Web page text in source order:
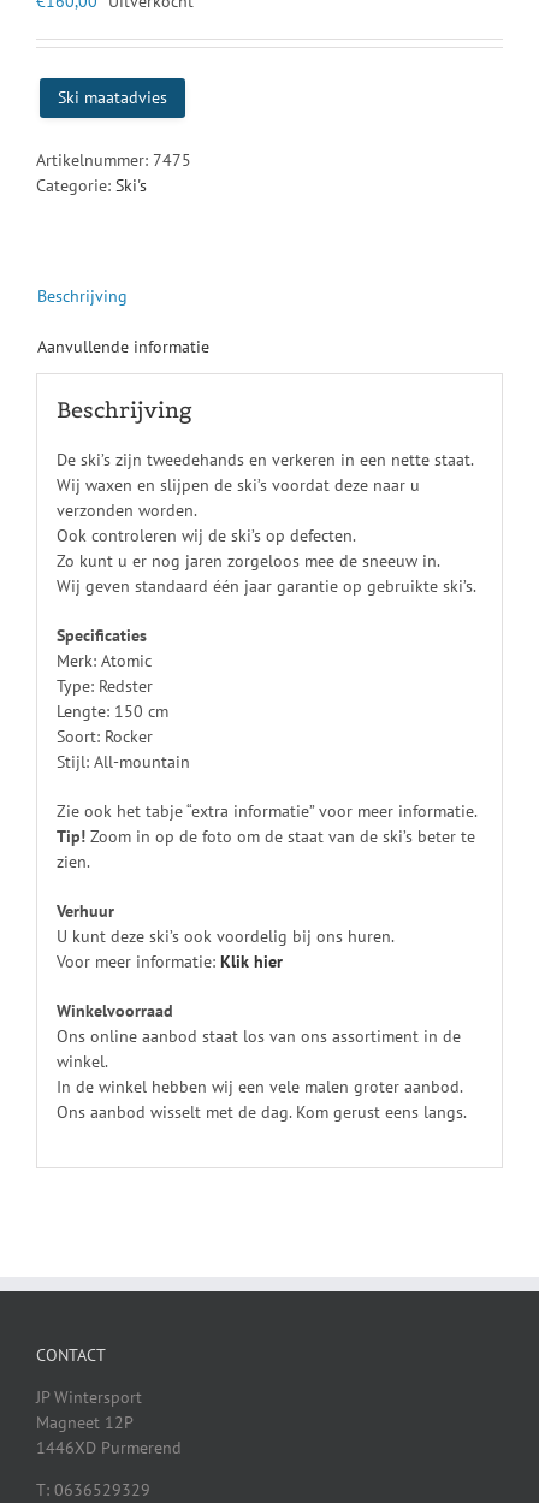
Ski maatadvies
Artikelnummer: 7475
Categorie: Ski's
Beschrijving
Aanvullende informatie
Beschrijving
De ski’s zijn tweedehands en verkeren in een nette staat.
Wij waxen en slijpen de ski’s voordat deze naar u
verzonden worden.
Ook controleren wij de ski’s op defecten.
Zo kunt u er nog jaren zorgeloos mee de sneeuw in.
Wij geven standaard één jaar garantie op gebruikte ski’s.
Specificaties
Merk: Atomic
Type: Redster
Lengte: 150 cm
Soort: Rocker
Stijl: All-mountain
Zie ook het tabje “extra informatie” voor meer informatie.
Tip!Zoom in op de foto om de staat van de ski’s beter te
zien.
Verhuur
U kunt deze ski’s ook voordelig bij ons huren.
Voor meer informatie: Klik hier
Winkelvoorraad
Ons online aanbod staat los van ons assortiment in de
winkel.
In de winkel hebben wij een vele malen groter aanbod.
Ons aanbod wisselt met de dag. Kom gerust eens langs.
CONTACT
JP Wintersport
Magneet 12P
1446XD Purmerend
T: 0636529329